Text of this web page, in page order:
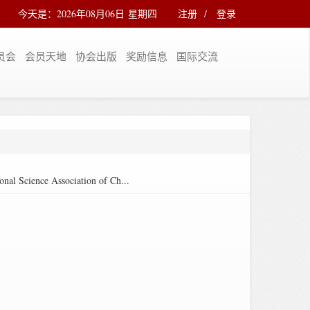
注册 / 登录
今天是：2026年08月06日 星期四
会 会员天地 协会出版 奖励信息 国际交流
Science Association of Ch...